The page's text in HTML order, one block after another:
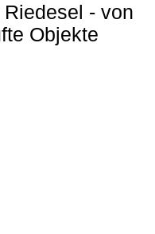
- von
Objekte